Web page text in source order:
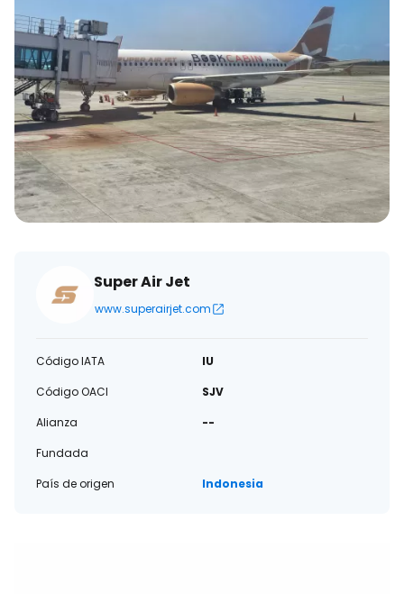
Super Air Jet
www.superairjet.com
Código IATA
IU
Código OACI
SJV
Alianza
--
Fundada
País de origen
Indonesia